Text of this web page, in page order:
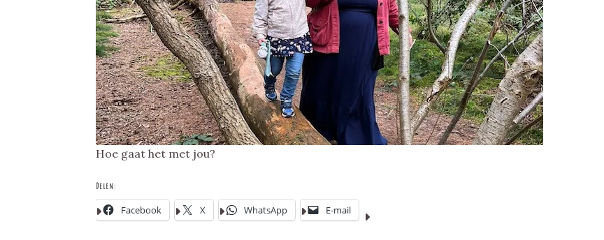
Hoe gaat het met jou?
Delen:
Facebook X WhatsApp E-mail